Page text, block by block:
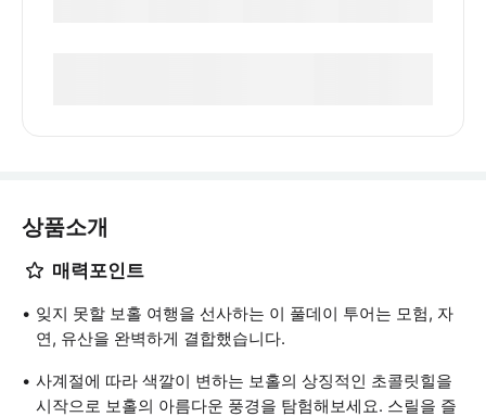
상품소개
매력포인트
잊지 못할 보홀 여행을 선사하는 이 풀데이 투어는 모험, 자
연, 유산을 완벽하게 결합했습니다.
사계절에 따라 색깔이 변하는 보홀의 상징적인 초콜릿힐을
시작으로 보홀의 아름다운 풍경을 탐험해보세요. 스릴을 즐